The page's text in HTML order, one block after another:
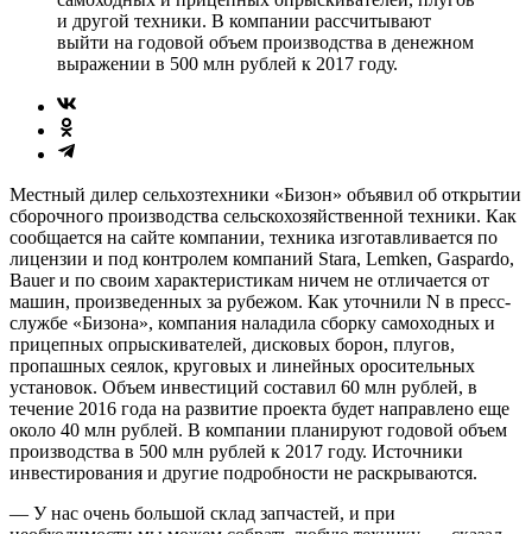
и другой техники. В компании рассчитывают
выйти на годовой объем производства в денежном
выражении в 500 млн рублей к 2017 году.
Местный дилер сельхозтехники «Бизон» объявил об открытии
сборочного производства сельскохозяйственной техники. Как
сообщается на сайте компании, техника изготавливается по
лицензии и под контролем компаний Stara, Lemken, Gaspardo,
Bauer и по своим характеристикам ничем не отличается от
машин, произведенных за рубежом. Как уточнили N в пресс-
службе «Бизона», компания наладила сборку самоходных и
прицепных опрыскивателей, дисковых борон, плугов,
пропашных сеялок, круговых и линейных оросительных
установок. Объем инвестиций составил 60 млн рублей, в
течение 2016 года на развитие проекта будет направлено еще
около 40 млн рублей. В компании планируют годовой объем
производства в 500 млн рублей к 2017 году. Источники
инвестирования и другие подробности не раскрываются.
— У нас очень большой склад запчастей, и при